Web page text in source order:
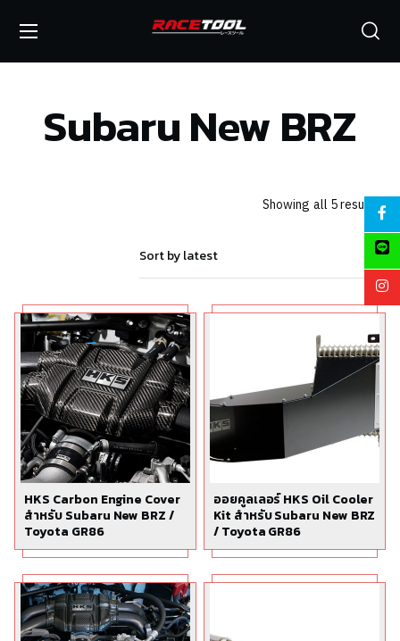
Subaru New BRZ
Showing all 5 results
HKS Carbon Engine Cover
สำหรับ Subaru New BRZ /
Toyota GR86
ออยคูลเลอร์ HKS Oil Cooler
Kit สำหรับ Subaru New BRZ
/ Toyota GR86